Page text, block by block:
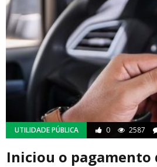
UTILIDADE PÚBLICA 0 2587
Iniciou o pagamento